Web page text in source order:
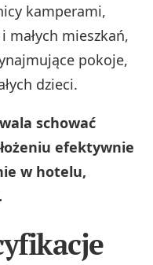
kamperami,
małych mieszkań,
pokoje,
dzieci.
schować
efektywnie
w hotelu,